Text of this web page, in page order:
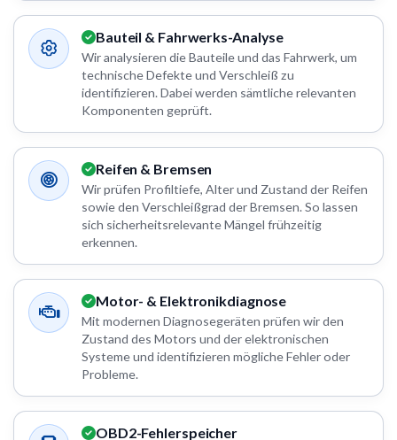
Bauteil & Fahrwerks-Analyse
Wir analysieren die Bauteile und das Fahrwerk, um
technische Defekte und Verschleiß zu
identifizieren. Dabei werden sämtliche relevanten
Komponenten geprüft.
Reifen & Bremsen
Wir prüfen Profiltiefe, Alter und Zustand der Reifen
sowie den Verschleißgrad der Bremsen. So lassen
sich sicherheitsrelevante Mängel frühzeitig
erkennen.
Motor- & Elektronikdiagnose
Mit modernen Diagnosegeräten prüfen wir den
Zustand des Motors und der elektronischen
Systeme und identifizieren mögliche Fehler oder
Probleme.
OBD2-Fehlerspeicher